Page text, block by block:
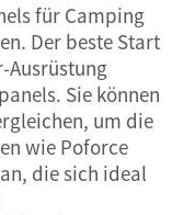
für Camping
Der beste Start
Ausrüstung
Sie können
um die
wie Poforce
die sich ideal